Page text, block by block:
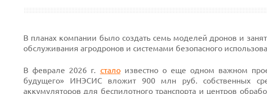
В планах компании было создать семь моделей дронов и
обслуживания агродронов и системами безопасного
В феврале 2026 г. сталоизвестно о еще одном важном
будущего» ИНЭСИС вложит 900 млн руб. собственных
аккумуляторов для беспилотноготранспорта и центров